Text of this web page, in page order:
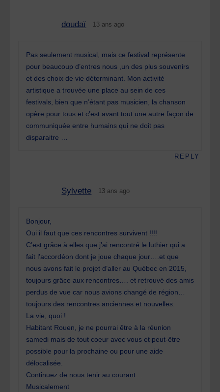
doudaï 13 ans ago
Pas seulement musical, mais ce festival représente
pour beaucoup d’entres nous ,un des plus souvenirs
et des choix de vie déterminant. Mon activité
artistique a trouvée une place au sein de ces
festivals, bien que n’étant pas musicien, la chanson
opère pour tous et c’est avant tout une autre façon de
communiquée entre humains qui ne doit pas
disparaitre …
REPLY
Sylvette 13 ans ago
Bonjour,
Oui il faut que ces rencontres survivent !!!!
C’est grâce à elles que j’ai rencontré le luthier qui a
fait l’accordéon dont je joue chaque jour….et que
nous avons fait le projet d’aller au Québec en 2015,
toujours grâce aux rencontres…. et retrouvé des amis
perdus de vue car nous avions changé de région…
toujours des rencontres anciennes et nouvelles.
La vie, quoi !
Habitant Rouen, je ne pourrai être à la réunion
samedi mais de tout coeur avec vous et peut-être
possible pour la prochaine ou pour une aide
délocalisée.
Continuez de nous tenir au courant…
Musicalement